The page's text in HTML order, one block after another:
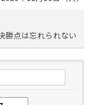
勝点は忘れられない